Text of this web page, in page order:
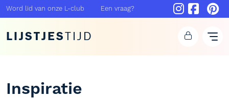
Word lid van onze L-club Een vraag?
LIJSTJESTIJD
Inspiratie